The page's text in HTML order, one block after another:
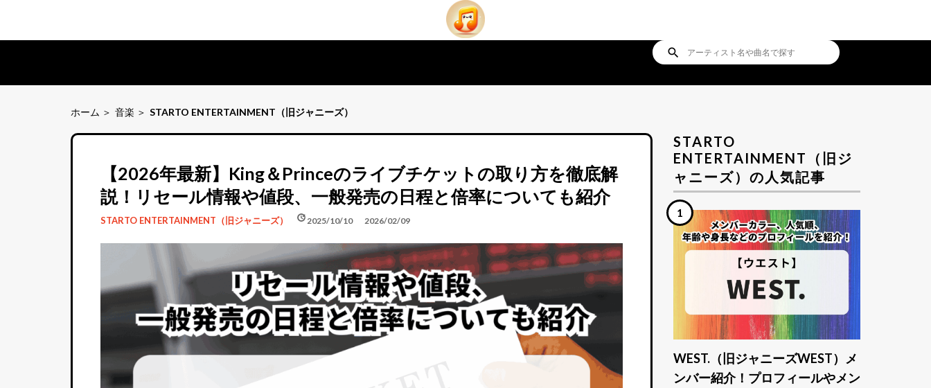
search
ホーム 音楽 STARTO ENTERTAINMENT（旧ジャニーズ）
【2026年最新】King＆Princeのライブチケットの取り方を徹底解
説！リセール情報や値段、一般発売の日程と倍率についても紹介
STARTO ENTERTAINMENT（旧ジャニーズ） schedule2025/10/10
update 2026/02/09
STARTO
ENTERTAINMENT（旧ジ
ャニーズ）の人気記事
WEST.（旧ジャニーズWEST）メ
ンバー紹介！プロフィールやメン